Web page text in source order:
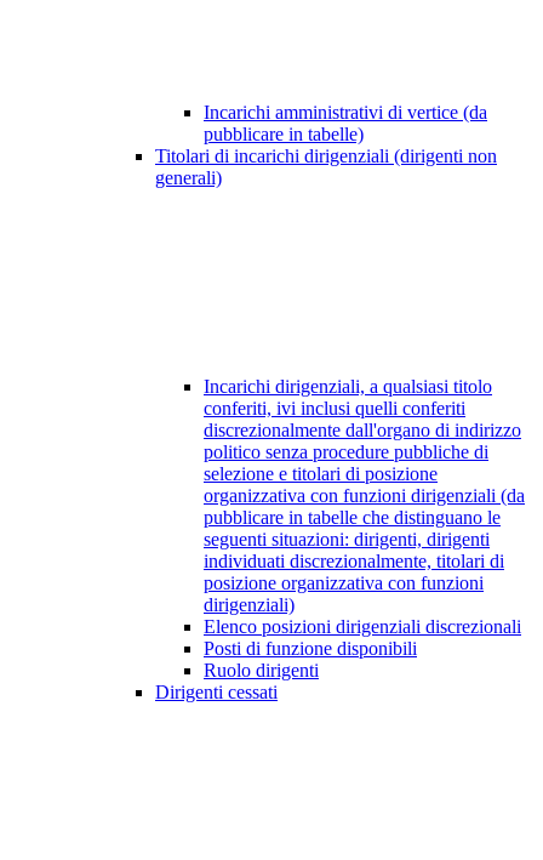
Incarichi amministrativi di vertice (da
pubblicare in tabelle)
Titolari di incarichi dirigenziali (dirigenti non
generali)
Incarichi dirigenziali, a qualsiasi titolo
conferiti, ivi inclusi quelli conferiti
discrezionalmente dall'organo di indirizzo
politico senza procedure pubbliche di
selezione e titolari di posizione
organizzativa con funzioni dirigenziali (da
pubblicare in tabelle che distinguano le
seguenti situazioni: dirigenti, dirigenti
individuati discrezionalmente, titolari di
posizione organizzativa con funzioni
dirigenziali)
Elenco posizioni dirigenziali discrezionali
Posti di funzione disponibili
Ruolo dirigenti
Dirigenti cessati